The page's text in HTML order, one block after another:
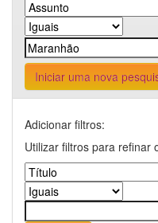
Iniciar uma nova
Adicionar filtros:
Utilizar filtros para refinar